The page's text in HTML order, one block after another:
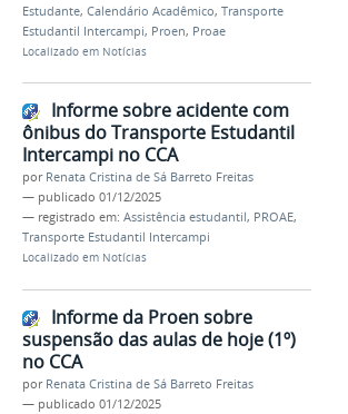
Estudante, Calendário Acadêmico, Transporte
Estudantil Intercampi, Proen, Proae
Localizado em Notícias
Informe sobre acidente com
ônibus do Transporte Estudantil
Intercampi no CCA
por Renata Cristina de Sá Barreto Freitas
— publicado 01/12/2025
— registrado em: Assistência estudantil, PROAE,
Transporte Estudantil Intercampi
Localizado em Notícias
Informe da Proen sobre
suspensão das aulas de hoje (1º)
no CCA
por Renata Cristina de Sá Barreto Freitas
— publicado 01/12/2025